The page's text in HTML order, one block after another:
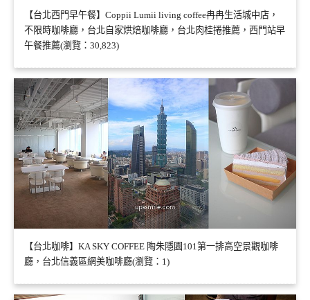
【台北西門早午餐】Coppii Lumii living coffee冉冉生活城中店，
不限時咖啡廳，台北自家烘焙咖啡廳，台北肉桂捲推薦，西門站早
午餐推薦(瀏覽：30,823)
【台北咖啡】KA SKY COFFEE 陶朱隱園101第一排高空景觀咖啡
廳，台北信義區網美咖啡廳(瀏覽：1)